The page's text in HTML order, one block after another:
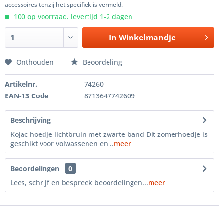
accessoires tenzij het specifiek is vermeld.
100 op voorraad, levertijd 1-2 dagen
In Winkelmandje
Onthouden Beoordeling
Artikelnr.
74260
EAN-13 Code
8713647742609
Beschrijving
Kojac hoedje lichtbruin met zwarte band Dit zomerhoedje is
geschikt voor volwassenen en...meer
Beoordelingen
0
Lees, schrijf en bespreek beoordelingen...meer